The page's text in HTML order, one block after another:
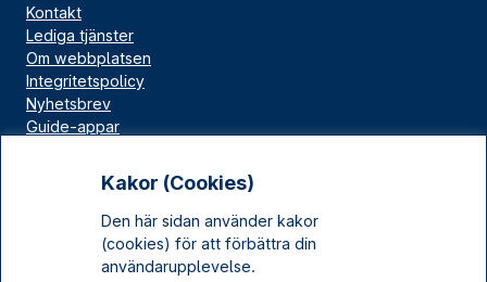
Kakor (Cookies)
Den här sidan använder kakor
(cookies) för att förbättra din
användarupplevelse.
Kontakt
Lediga tjänster
Om webbplatsen
Integritetspolicy
Nyhetsbrev
Guide-appar
Kulturarv Stockholm
Sociala medier